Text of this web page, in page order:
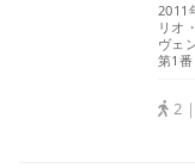
2011
リオ
ヴェ
第1
2